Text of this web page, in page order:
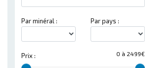
Par minéral : Par pays :
0 à 2499€
Prix :